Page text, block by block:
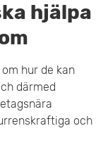
f
s
t
e
r
o
hjälpa
hur de kan
därmed
och